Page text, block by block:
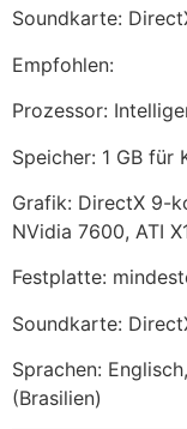
Soundkarte:
Empfohlen:
Prozessor:
Speicher: 1 GB für
Grafik: DirectX 9-
NVidia 7600, ATI
Festplatte:
Soundkarte:
Sprachen:
(Brasilien)